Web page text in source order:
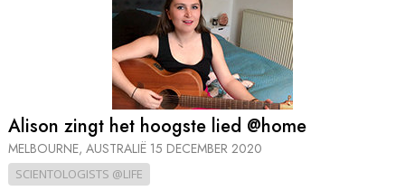
Alison zingt het hoogste lied @home
MELBOURNE, AUSTRALIË 15 DECEMBER 2020
SCIENTOLOGISTS @LIFE